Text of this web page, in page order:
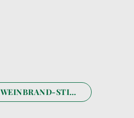
WEINBRAND-STIL